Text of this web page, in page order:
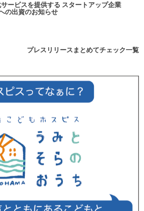
ービスを提供する スタートアップ企業
の出資のお知らせ
プレスリリースまとめてチェック一覧